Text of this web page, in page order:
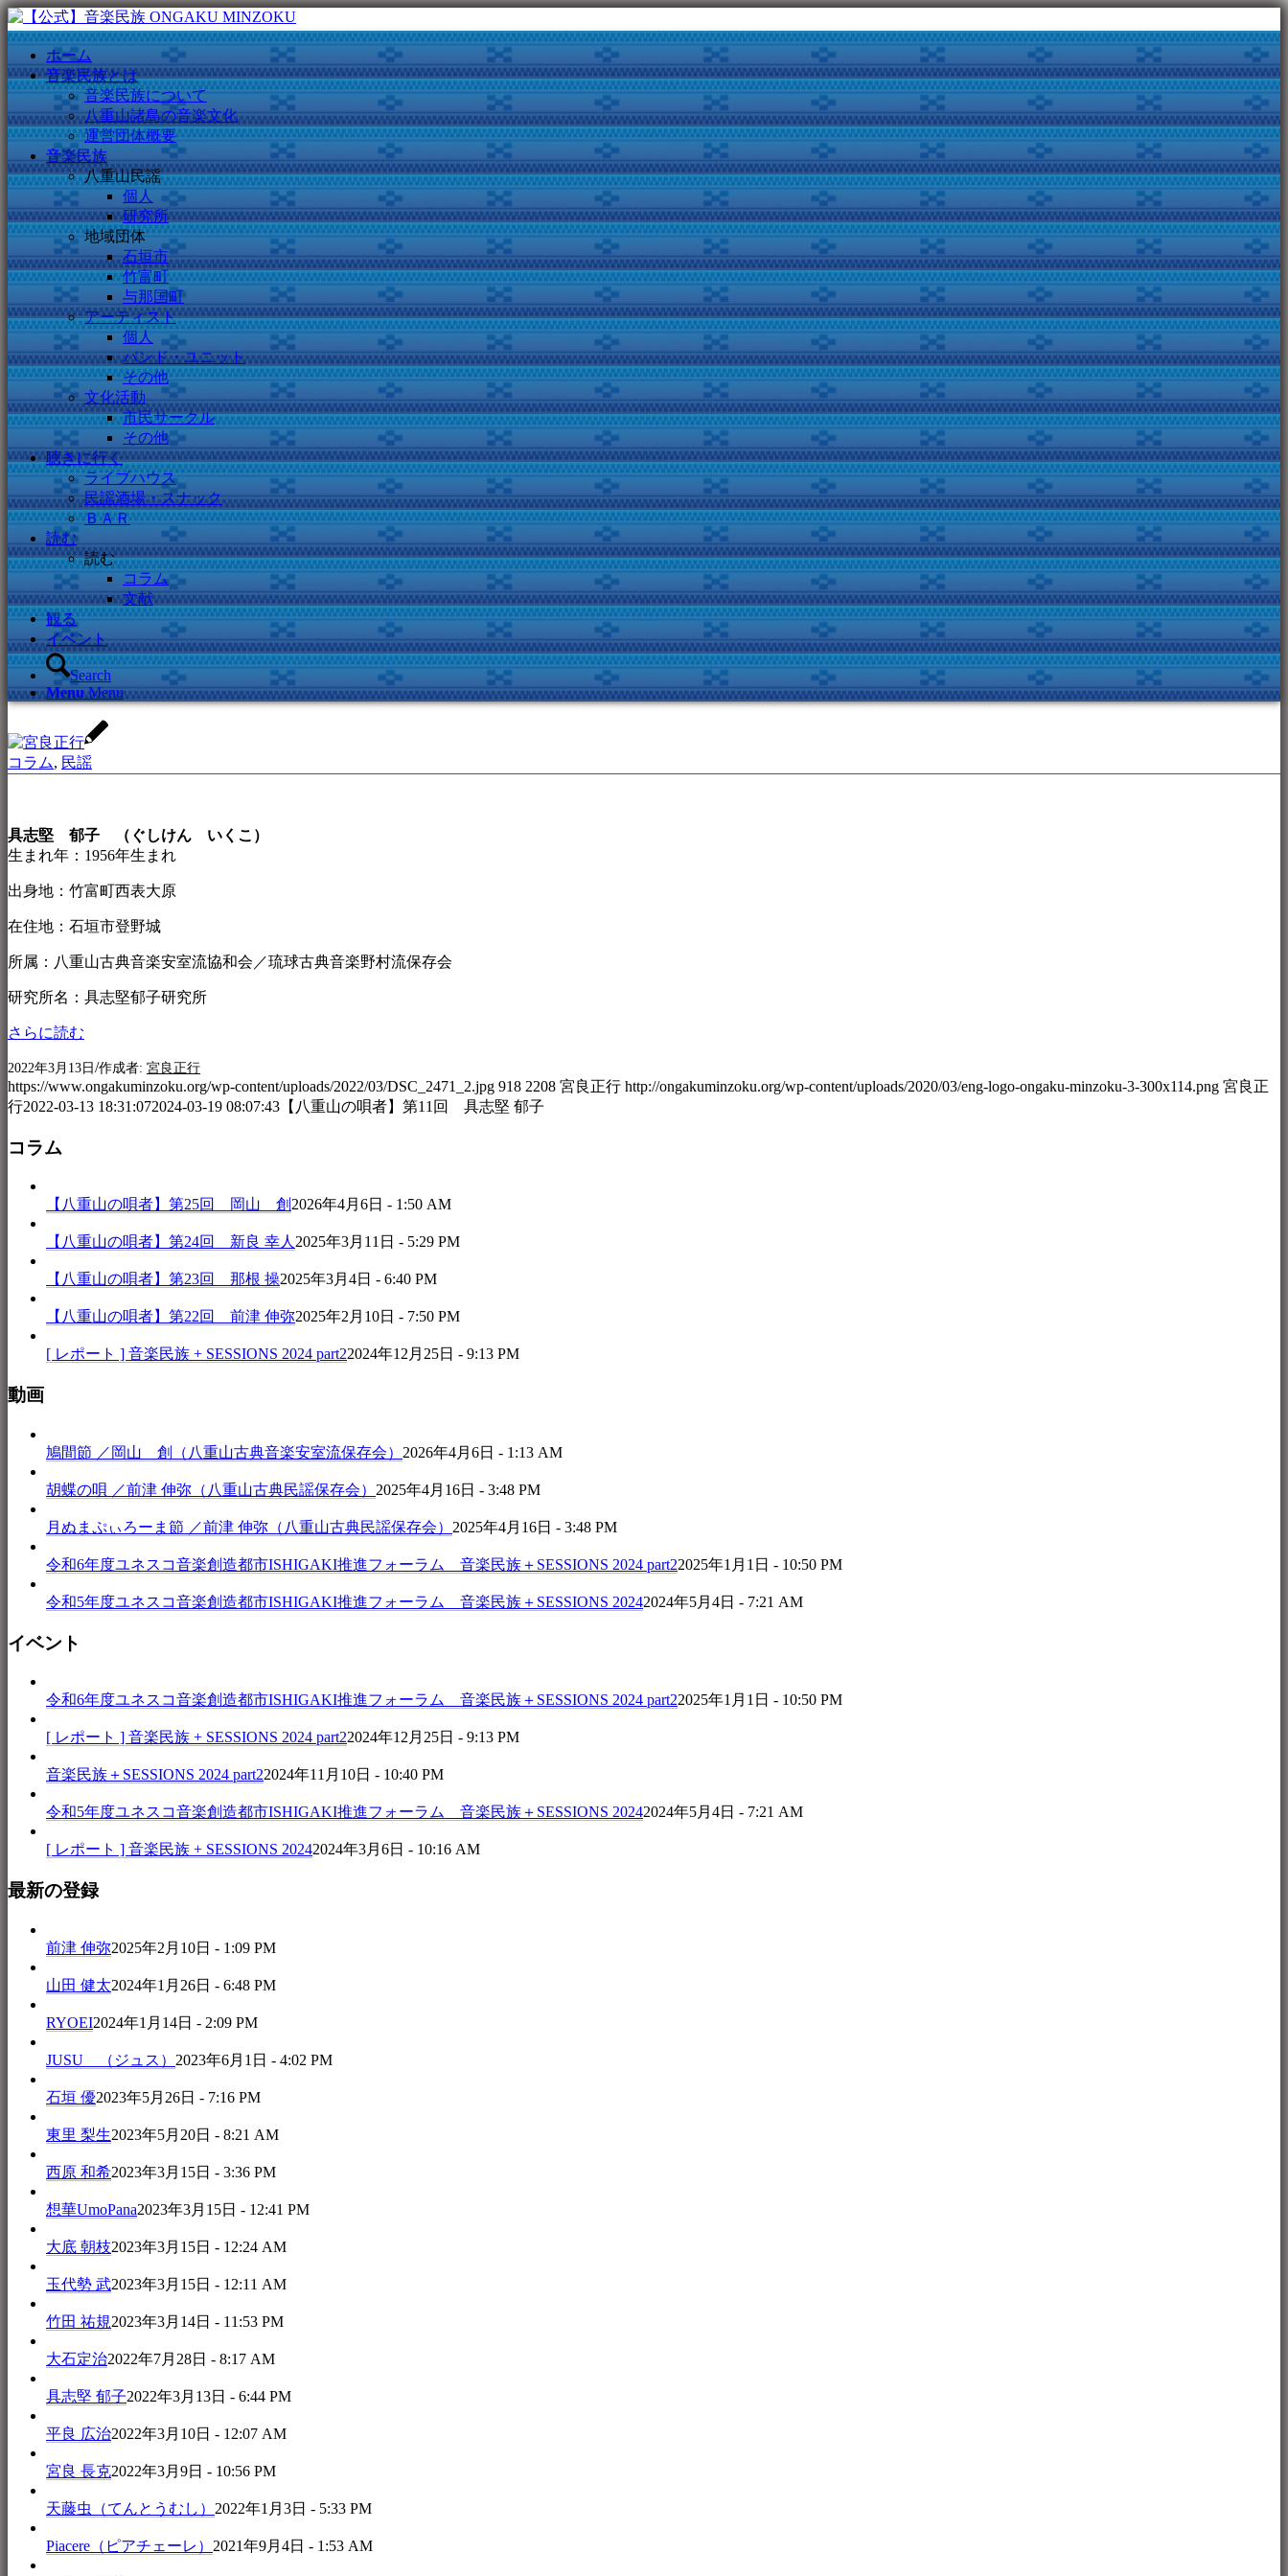
ホーム
音楽民族とは
音楽民族について
八重山諸島の音楽文化
運営団体概要
音楽民族
八重山民謡
個人
研究所
地域団体
石垣市
竹富町
与那国町
アーティスト
個人
バンド・ユニット
その他
文化活動
市民サークル
その他
聴きに行く
ライブハウス
民謡酒場・スナック
ＢＡＲ
読む
読む
コラム
文献
観る
イベント
Search
Menu Menu
コラム, 民謡
具志堅 郁子 （ぐしけん いくこ）
生まれ年：1956年生まれ
出身地：竹富町西表大原
在住地：石垣市登野城
所属：八重山古典音楽安室流協和会／琉球古典音楽野村流保存会
研究所名：具志堅郁子研究所
さらに読む
2022年3月13日 /作成者: 宮良正行
https://www.ongakuminzoku.org/wp-content/uploads/2022/03/DSC_2471_2.jpg 918 2208 宮良正行 http://ongakuminzoku.org/wp-content/uploads/2020/03/eng-logo-ongaku-minzoku-3-300x114.png 宮良正
行2022-03-13 18:31:072024-03-19 08:07:43 【八重山の唄者】第11回 具志堅 郁子
コラム
【八重山の唄者】第25回 岡山 創2026年4月6日 - 1:50 AM
【八重山の唄者】第24回 新良 幸人2025年3月11日 - 5:29 PM
【八重山の唄者】第23回 那根 操2025年3月4日 - 6:40 PM
【八重山の唄者】第22回 前津 伸弥2025年2月10日 - 7:50 PM
[ レポート ] 音楽民族 + SESSIONS 2024 part22024年12月25日 - 9:13 PM
動画
鳩間節 ／岡山 創（八重山古典音楽安室流保存会） 2026年4月6日 - 1:13 AM
胡蝶の唄 ／前津 伸弥（八重山古典民謡保存会） 2025年4月16日 - 3:48 PM
月ぬまぷぃろーま節 ／前津 伸弥（八重山古典民謡保存会） 2025年4月16日 - 3:48 PM
令和6年度ユネスコ音楽創造都市ISHIGAKI推進フォーラム 音楽民族＋SESSIONS 2024 part22025年1月1日 - 10:50 PM
令和5年度ユネスコ音楽創造都市ISHIGAKI推進フォーラム 音楽民族＋SESSIONS 20242024年5月4日 - 7:21 AM
イベント
令和6年度ユネスコ音楽創造都市ISHIGAKI推進フォーラム 音楽民族＋SESSIONS 2024 part22025年1月1日 - 10:50 PM
[ レポート ] 音楽民族 + SESSIONS 2024 part22024年12月25日 - 9:13 PM
音楽民族＋SESSIONS 2024 part22024年11月10日 - 10:40 PM
令和5年度ユネスコ音楽創造都市ISHIGAKI推進フォーラム 音楽民族＋SESSIONS 20242024年5月4日 - 7:21 AM
[ レポート ] 音楽民族 + SESSIONS 20242024年3月6日 - 10:16 AM
最新の登録
前津 伸弥2025年2月10日 - 1:09 PM
山田 健太2024年1月26日 - 6:48 PM
RYOEI2024年1月14日 - 2:09 PM
JUSU （ジュス） 2023年6月1日 - 4:02 PM
石垣 優2023年5月26日 - 7:16 PM
東里 梨生2023年5月20日 - 8:21 AM
西原 和希2023年3月15日 - 3:36 PM
想華UmoPana2023年3月15日 - 12:41 PM
大底 朝枝2023年3月15日 - 12:24 AM
玉代勢 武2023年3月15日 - 12:11 AM
竹田 祐規2023年3月14日 - 11:53 PM
大石定治2022年7月28日 - 8:17 AM
具志堅 郁子2022年3月13日 - 6:44 PM
平良 広治2022年3月10日 - 12:07 AM
宮良 長克2022年3月9日 - 10:56 PM
天藤虫（てんとうむし） 2022年1月3日 - 5:33 PM
Piacere（ピアチェーレ） 2021年9月4日 - 1:53 AM